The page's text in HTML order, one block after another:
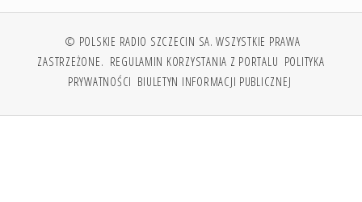
© POLSKIE RADIO SZCZECIN SA. WSZYSTKIE PRAWA
ZASTRZEŻONE. REGULAMIN KORZYSTANIA Z PORTALU POLITYKA
PRYWATNOŚCI BIULETYN INFORMACJI PUBLICZNEJ